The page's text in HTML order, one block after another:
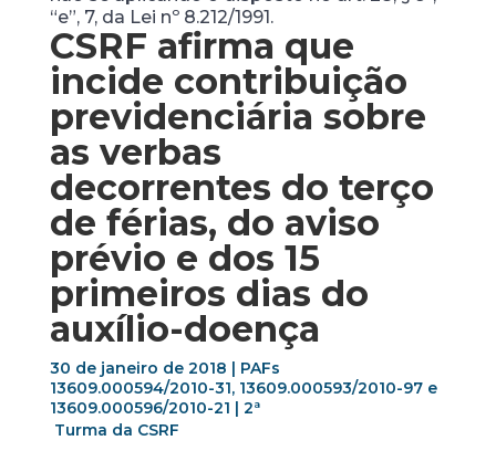
“e”, 7, da Lei nº 8.212/1991.
CSRF afirma que
incide contribuição
previdenciária sobre
as verbas
decorrentes do terço
de férias, do aviso
prévio e dos 15
primeiros dias do
auxílio-doença
30 de janeiro de 2018 | PAFs
13609.000594/2010-31, 13609.000593/2010-97 e
13609.000596/2010-21 | 2ª
Turma da CSRF